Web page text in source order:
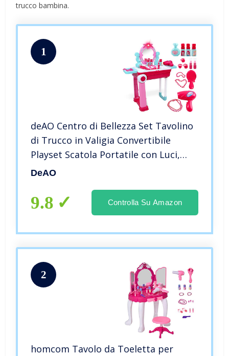
trucco bambina.
1
deAO Centro di Bellezza Set Tavolino
di Trucco in Valigia Convertibile
Playset Scatola Portatile con Luci,
Suoni e Accessori Inclusi
DeAO
9.8 Controlla Su Amazon
2
homcom Tavolo da Toeletta per